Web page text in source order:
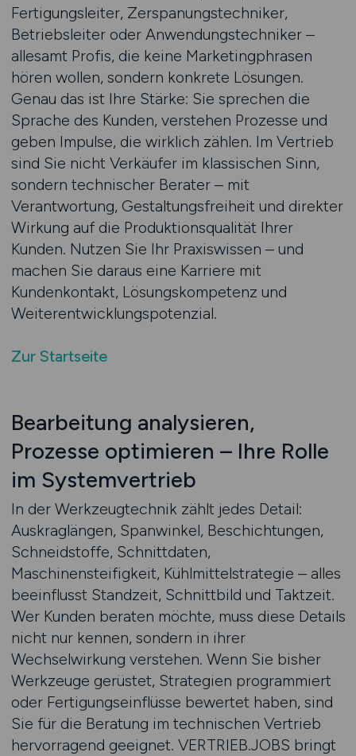
Fertigungsleiter, Zerspanungstechniker,
Betriebsleiter oder Anwendungstechniker –
allesamt Profis, die keine Marketingphrasen
hören wollen, sondern konkrete Lösungen.
Genau das ist Ihre Stärke: Sie sprechen die
Sprache des Kunden, verstehen Prozesse und
geben Impulse, die wirklich zählen. Im Vertrieb
sind Sie nicht Verkäufer im klassischen Sinn,
sondern technischer Berater – mit
Verantwortung, Gestaltungsfreiheit und direkter
Wirkung auf die Produktionsqualität Ihrer
Kunden. Nutzen Sie Ihr Praxiswissen – und
machen Sie daraus eine Karriere mit
Kundenkontakt, Lösungskompetenz und
Weiterentwicklungspotenzial.
Zur Startseite
Bearbeitung analysieren,
Prozesse optimieren – Ihre Rolle
im Systemvertrieb
In der Werkzeugtechnik zählt jedes Detail:
Auskraglängen, Spanwinkel, Beschichtungen,
Schneidstoffe, Schnittdaten,
Maschinensteifigkeit, Kühlmittelstrategie – alles
beeinflusst Standzeit, Schnittbild und Taktzeit.
Wer Kunden beraten möchte, muss diese Details
nicht nur kennen, sondern in ihrer
Wechselwirkung verstehen. Wenn Sie bisher
Werkzeuge gerüstet, Strategien programmiert
oder Fertigungseinflüsse bewertet haben, sind
Sie für die Beratung im technischen Vertrieb
hervorragend geeignet. VERTRIEB.JOBS bringt